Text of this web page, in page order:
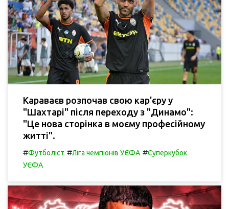
Караваєв розпочав свою кар'єру у
"Шахтарі" після переходу з "Динамо":
"Це нова сторінка в моєму професійному
житті".
#Футболіст #Ліга чемпіонів УЄФА #Суперкубок
УЄФА